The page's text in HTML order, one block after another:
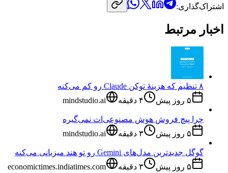
اشتراک‌گذاری:
اخبار مرتبط
۸ تنظیم که هزینهٔ توکن Claude رو کم می‌کنه
۵ روز پیش
۴ دقیقه mindstudio.ai
چرا پیچ فروش هوش مصنوعی‌ات نمی‌گیره
۵ روز پیش
۳ دقیقه mindstudio.ai
گوگل جدیدترین مدل‌های Gemini رو تو هند میزبانی می‌کنه
۵ روز پیش
۳ دقیقه economictimes.indiatimes.com